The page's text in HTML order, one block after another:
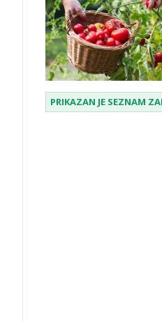
PRIKAZAN JE SEZNAM